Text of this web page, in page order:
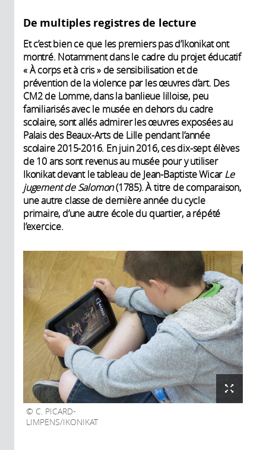
De multiples registres de lecture
Et c’est bien ce que les premiers pas d’Ikonikat ont
montré. Notamment dans le cadre du projet éducatif
« À corps et à cris » de sensibilisation et de
prévention de la violence par les œuvres d’art. Des
CM2 de Lomme, dans la banlieue lilloise, peu
familiarisés avec le musée en dehors du cadre
scolaire, sont allés admirer les œuvres exposées au
Palais des Beaux-Arts de Lille pendant l’année
scolaire 2015-2016. En juin 2016, ces dix-sept élèves
de 10 ans sont revenus au musée pour y utiliser
Ikonikat devant le tableau de Jean-Baptiste WicarLe
jugement de Salomon(1785). À titre de comparaison,
une autre classe de dernière année du cycle
primaire, d’une autre école du quartier, a répété
l’exercice.
C. PICARD-
LIMPENS/IKONIKAT